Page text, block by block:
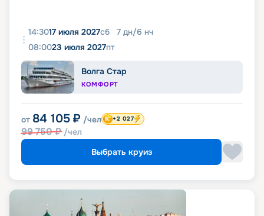
14:3017 июля 2027сб 7 дн/6 нч
08:0023 июля 2027пт
Волга Стар
КОМФОРТ
от 84 105 ₽ /чел
99 750₽ /чел
+2 027
Выбрать круиз